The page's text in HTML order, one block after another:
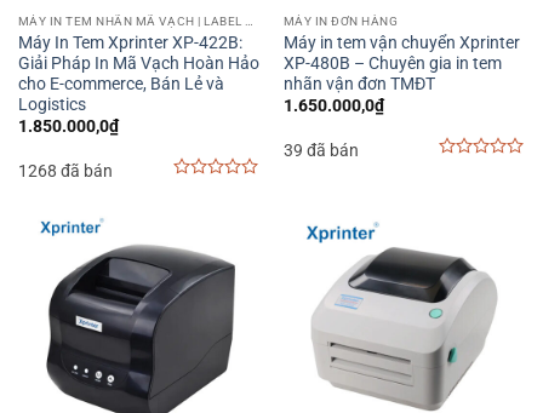
Máy In Tem Xprinter XP-422B:
Giải Pháp In Mã Vạch Hoàn Hảo
cho E-commerce, Bán Lẻ và
Logistics
1.850.000,0₫
1268 đã bán
MÁY IN ĐƠN HÀNG
Máy in tem vận chuyển Xprinter
XP-480B – Chuyên gia in tem
nhãn vận đơn TMĐT
1.650.000,0₫
39 đã bán